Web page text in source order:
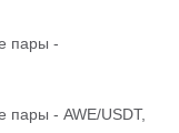
пары -
пары - AWE/USDT,